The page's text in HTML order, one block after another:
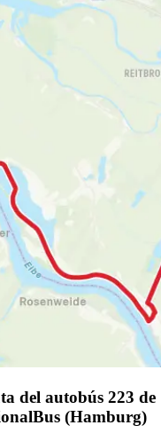
del autobús 223 de
(Hamburg)